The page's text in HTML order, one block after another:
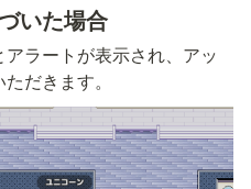
いた場合
ラートが表示され、アッ
だきます。